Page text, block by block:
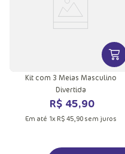
VER
Kit com 3 Meias Masculino
Divertida
R$ 45,90
Em até 1x R$ 45,90sem juros